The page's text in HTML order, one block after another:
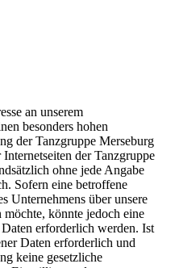
an unserem
besonders hohen
der Tanzgruppe Merseburg
der Tanzgruppe
ohne jede Angabe
Sofern eine betroffene
Unternehmens über unsere
könnte jedoch eine
erforderlich werden. Ist
Daten erforderlich und
keine gesetzliche